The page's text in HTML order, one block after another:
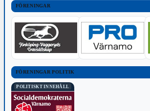
FÖRENINGAR
FÖRENINGAR POLITIK
POLITISKT INNEHÅLL